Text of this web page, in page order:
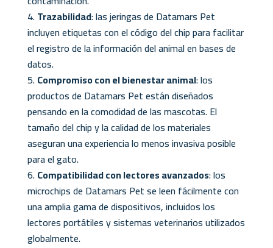
Trazabilidad: las jeringas de Datamars Pet
incluyen etiquetas con el código del chip para facilitar
el registro de la información del animal en bases de
datos.
Compromiso con el bienestar animal: los
productos de Datamars Pet están diseñados
pensando en la comodidad de las mascotas. El
tamaño del chip y la calidad de los materiales
aseguran una experiencia lo menos invasiva posible
para el gato.
Compatibilidad con lectores avanzados: los
microchips de Datamars Pet se leen fácilmente con
una amplia gama de dispositivos, incluidos los
lectores portátiles y sistemas veterinarios utilizados
globalmente.